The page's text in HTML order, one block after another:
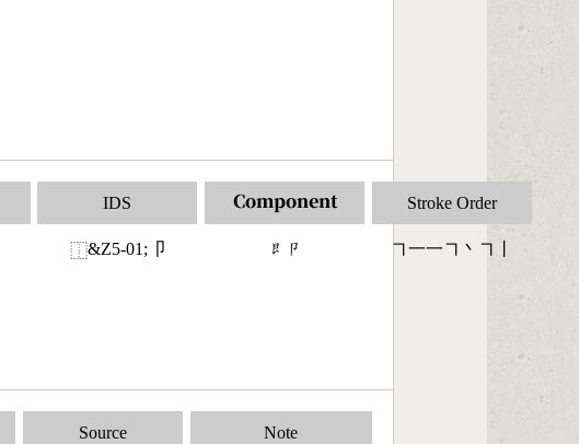
IDS
⿰&Z5-01;卩
Component
󶆜󶁊
Stroke Order
㇕一一㇕丶㇕丨
Source Note